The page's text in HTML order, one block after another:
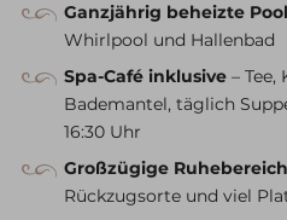
Ganzjährig beheizte
Whirlpool und Hallenbad
Spa-Café inklusive – Tee,
Bademantel, täglich
16:30 Uhr
Großzügige
Rückzugsorte und viel